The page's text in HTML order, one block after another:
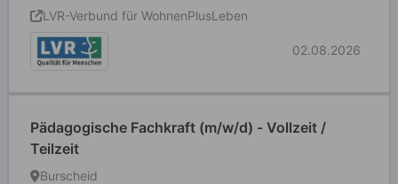
LVR-Verbund für WohnenPlusLeben
02.08.2026
Pädagogische Fachkraft (m/w/d) - Vollzeit /
Teilzeit
Burscheid